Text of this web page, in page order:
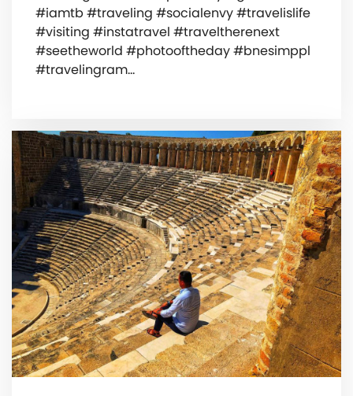
#iamtb #traveling #socialenvy #travelislife
#visiting #instatravel #traveltherenext
#seetheworld #photooftheday #bnesimppl
#travelingram…